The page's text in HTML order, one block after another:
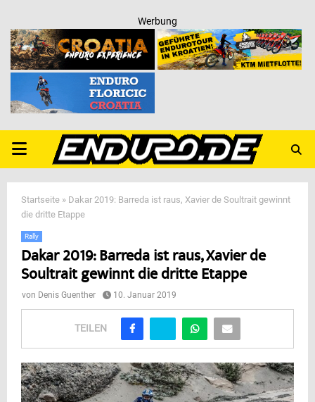
Werbung
PRIMARY
MENU
Startseite » Dakar 2019: Barreda ist raus, Xavier de Soultrait gewinnt
die dritte Etappe
Rally
Dakar 2019: Barreda ist raus, Xavier de
Soultrait gewinnt die dritte Etappe
von Denis Guenther 10. Januar 2019
TEILEN